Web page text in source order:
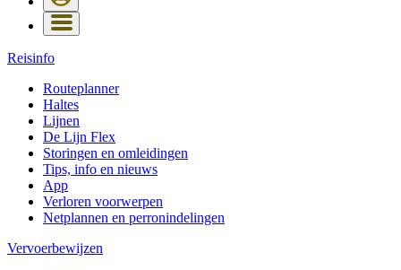
Reisinfo
Routeplanner
Haltes
Lijnen
De Lijn Flex
Storingen en omleidingen
Tips, info en nieuws
App
Verloren voorwerpen
Netplannen en perronindelingen
Vervoerbewijzen